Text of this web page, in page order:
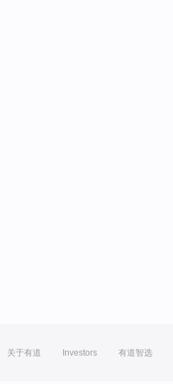
关于有道 Investors 有道智选